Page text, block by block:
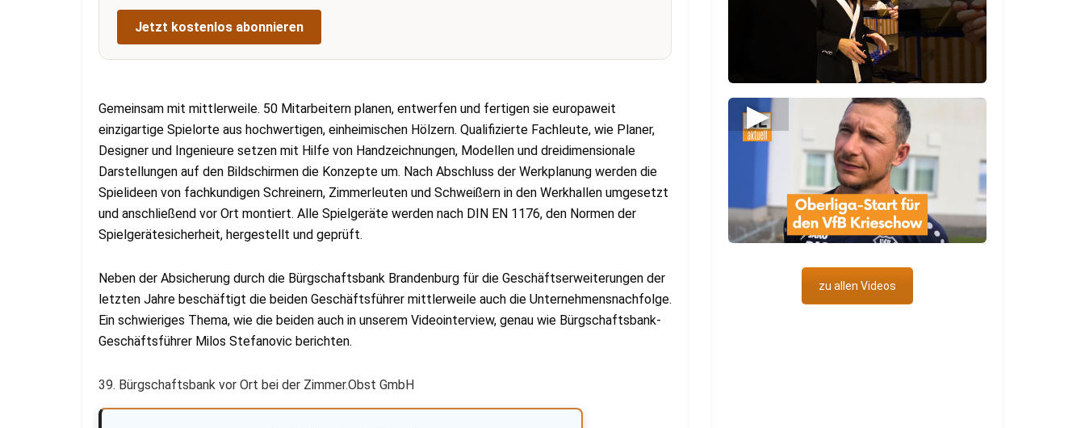
Jetzt kostenlos abonnieren
Gemeinsam mit mittlerweile. 50 Mitarbeitern planen, entwerfen und fertigen sie europaweit
einzigartige Spielorte aus hochwertigen, einheimischen Hölzern. Qualifizierte Fachleute, wie Planer,
Designer und Ingenieure setzen mit Hilfe von Handzeichnungen, Modellen und dreidimensionale
Darstellungen auf den Bildschirmen die Konzepte um. Nach Abschluss der Werkplanung werden die
Spielideen von fachkundigen Schreinern, Zimmerleuten und Schweißern in den Werkhallen umgesetzt
und anschließend vor Ort montiert. Alle Spielgeräte werden nach DIN EN 1176, den Normen der
Spielgerätesicherheit, hergestellt und geprüft.
Neben der Absicherung durch die Bürgschaftsbank Brandenburg für die Geschäftserweiterungen der
letzten Jahre beschäftigt die beiden Geschäftsführer mittlerweile auch die Unternehmensnachfolge.
Ein schwieriges Thema, wie die beiden auch in unserem Videointerview, genau wie Bürgschaftsbank-
Geschäftsführer Milos Stefanovic berichten.
39. Bürgschaftsbank vor Ort bei der Zimmer.Obst GmbH
▶
zu allen Videos